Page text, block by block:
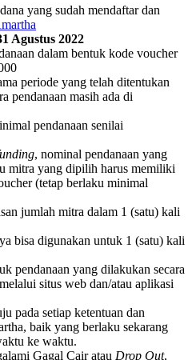
yang sudah mendaftar dan
Agustus 2022
dalam bentuk kode voucher
periode yang telah ditentukan
pendanaan masih ada di
pendanaan senilai
, nominal pendanaan yang
mitra yang dipilih harus memiliki
(tetap berlaku minimal
jumlah mitra dalam 1 (satu) kali
bisa digunakan untuk 1 (satu) kali
pendanaan yang dilakukan secara
melalui situs web dan/atau aplikasi
pada setiap ketentuan dan
baik yang berlaku sekarang
ke waktu.
Gagal Cair atau Drop Out,